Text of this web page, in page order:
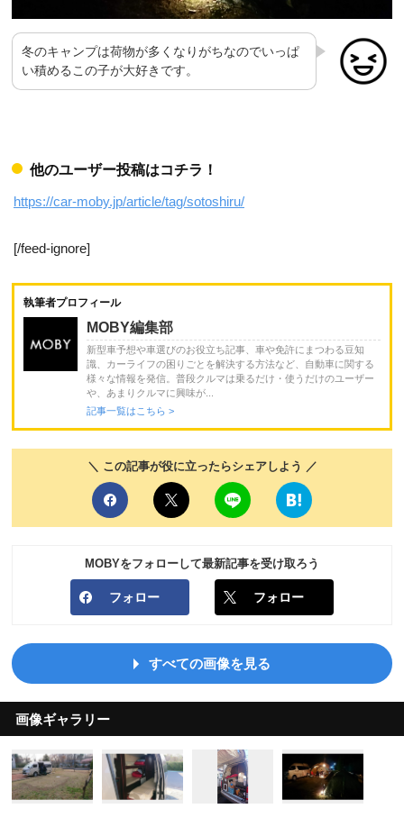
冬のキャンプは荷物が多くなりがちなのでいっぱ
い積めるこの子が大好きです。
他のユーザー投稿はコチラ！
https://car-moby.jp/article/tag/sotoshiru/
[/feed-ignore]
執筆者プロフィール
MOBY編集部
新型車予想や車選びのお役立ち記事、車や免許にまつわる豆知
識、カーライフの困りごとを解決する方法など、自動車に関する
様々な情報を発信。普段クルマは乗るだけ・使うだけのユーザー
や、あまりクルマに興味が...
記事一覧はこちら >
＼ この記事が役に立ったらシェアしよう ／
MOBYをフォローして最新記事を受け取ろう
フォロー フォロー
すべての画像を見る
画像ギャラリー